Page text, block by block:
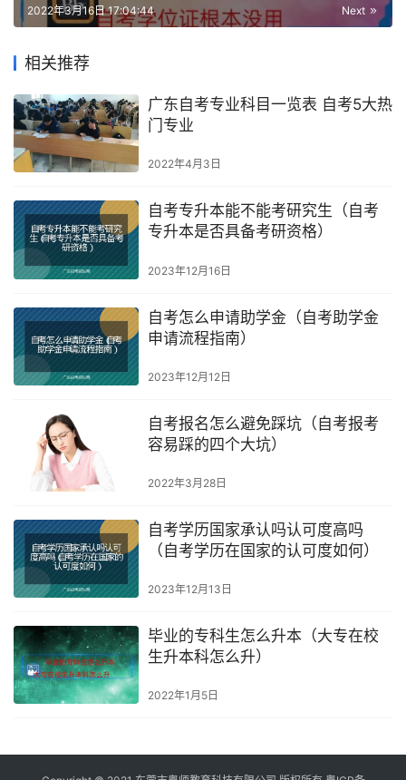
Next
2022年3月16日 17:04:44
相关推荐
广东自考专业科目一览表 自考5大热
门专业
2022年4月3日
自考专升本能不能考研究生（自考
专升本是否具备考研资格）
2023年12月16日
自考怎么申请助学金（自考助学金
申请流程指南）
2023年12月12日
自考报名怎么避免踩坑（自考报考
容易踩的四个大坑）
2022年3月28日
自考学历国家承认吗认可度高吗
（自考学历在国家的认可度如何）
2023年12月13日
毕业的专科生怎么升本（大专在校
生升本科怎么升）
2022年1月5日